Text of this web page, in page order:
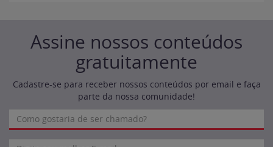
Assine nossos conteúdos
gratuitamente
Cadastre-se para receber nossos conteúdos por email e faça
parte da nossa comunidade!